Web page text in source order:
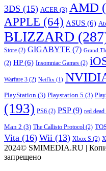
3DS (15) ACER (3) AMD
APPLE (64) ASUS (6)
BLIZZARD
Store (2) GIGABYTE (7) Grand
(2) HP(6) Insomniac Games (2)
Warfare 3 (2) Netflix (1)
PlayStation (3) Playstation 5 (3)
(193) PS6 (2) PSP(9) red
Man 2 (3) The Callisto Protocol (2)
Vita (16) Wii (13) Xbox S (2)
2024© SMIMEDIA.RU |
запрещено